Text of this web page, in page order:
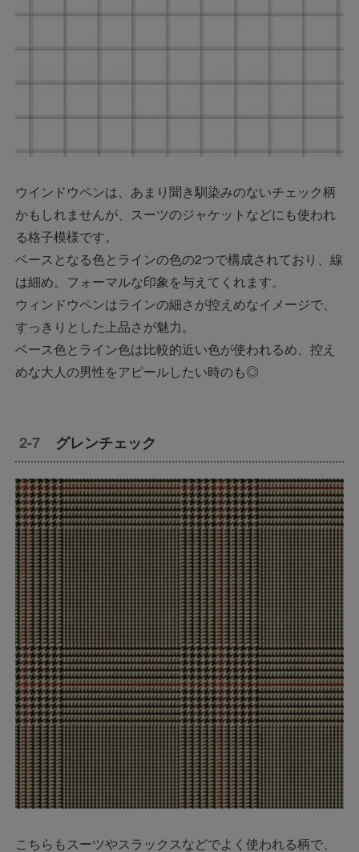
ウインドウペンは、あまり聞き馴染みのないチェック柄
かもしれませんが、スーツのジャケットなどにも使われ
る格子模様です。
ベースとなる色とラインの色の2つで構成されており、線
は細め。フォーマルな印象を与えてくれます。
ウィンドウペンはラインの細さが控えめなイメージで、
すっきりとした上品さが魅力。
ベース色とライン色は比較的近い色が使われるめ、控え
めな大人の男性をアピールしたい時のも◎
グレンチェック
こちらもスーツやスラックスなどでよく使われる柄で、